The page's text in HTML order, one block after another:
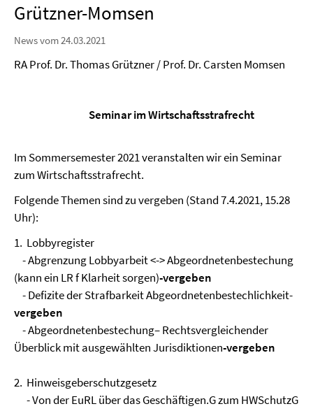
Grützner-Momsen
News vom 24.03.2021
RA Prof. Dr. Thomas Grützner / Prof. Dr. Carsten Momsen
Seminar im Wirtschaftsstrafrecht
Im Sommersemester 2021 veranstalten wir ein Seminar
zum Wirtschaftsstrafrecht.
Folgende Themen sind zu vergeben (Stand 7.4.2021, 15.28
Uhr):
1. Lobbyregister
- Abgrenzung Lobbyarbeit <-> Abgeordnetenbestechung
(kann ein LR f Klarheit sorgen)-vergeben
- Defizite der Strafbarkeit Abgeordnetenbestechlichkeit-
vergeben
- Abgeordnetenbestechung– Rechtsvergleichender
Überblick mit ausgewählten Jurisdiktionen-vergeben
2. Hinweisgeberschutzgesetz
- Von der EuRL über das Geschäftigen.G zum HWSchutzG